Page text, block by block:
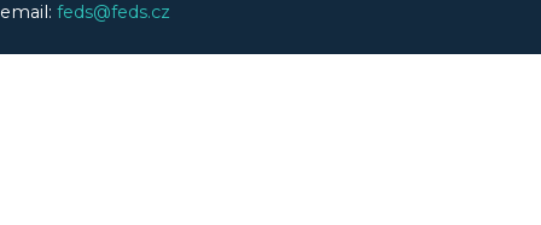
email: feds@feds.cz